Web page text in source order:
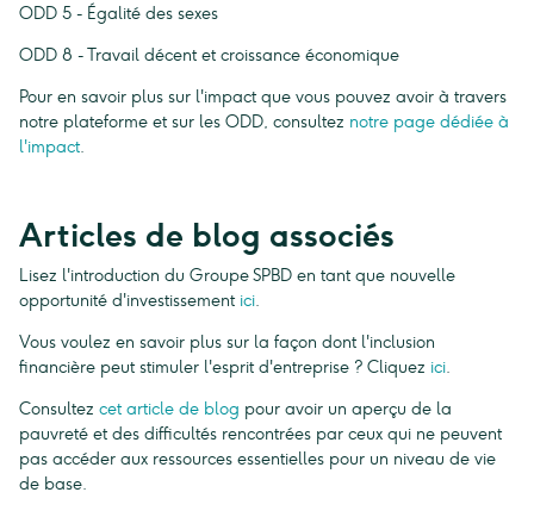
ODD 5 - Égalité des sexes
ODD 8 - Travail décent et croissance économique
Pour en savoir plus sur l'impact que vous pouvez avoir à travers
notre plateforme et sur les ODD, consultez notre page dédiée à
l'impact.
Articles de blog associés
Lisez l'introduction du Groupe SPBD en tant que nouvelle
opportunité d'investissement ici.
Vous voulez en savoir plus sur la façon dont l'inclusion
financière peut stimuler l'esprit d'entreprise ? Cliquez ici.
Consultez cet article de blog pour avoir un aperçu de la
pauvreté et des difficultés rencontrées par ceux qui ne peuvent
pas accéder aux ressources essentielles pour un niveau de vie
de base.